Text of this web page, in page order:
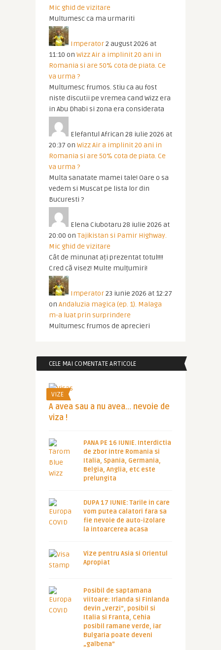
Mic ghid de vizitare
Multumesc ca ma urmariti
Imperator2 august 2026 at
11:10 on Wizz Air a implinit 20 ani in
Romania si are 50% cota de piata. Ce
va urma ?
Multumesc frumos. Stiu ca au fost
niste discutii pe vremea cand Wizz era
in Abu Dhabi si zona era considerata
Elefantul African 28 iulie 2026 at
20:37 on Wizz Air a implinit 20 ani in
Romania si are 50% cota de piata. Ce
va urma ?
Multa sanatate mamei tale! Oare o sa
vedem si Muscat pe lista lor din
Bucuresti ?
Elena Ciubotaru 28 iulie 2026 at
20:00 on Tajikistan si Pamir Highway.
Mic ghid de vizitare
Cât de minunat ați prezentat totul!!!!
Cred că visez! Multe mulțumiri!
Imperator23 iunie 2026 at 12:27
on Andaluzia magica (ep. 1). Malaga
m-a luat prin surprindere
Multumesc frumos de aprecieri
CELE MAI COMENTATE ARTICOLE
VIZE
A avea sau a nu avea… nevoie de
viza !
PANA PE 16 IUNIE. Interdictia
de zbor intre Romania si
Italia, Spania, Germania,
Belgia, Anglia, etc este
prelungita
DUPA 17 IUNIE: Tarile in care
vom putea calatori fara sa
fie nevoie de auto-izolare
la intoarcerea acasa
Vize pentru Asia si Orientul
Apropiat
Posibil de saptamana
viitoare: Irlanda si Finlanda
devin „verzi”, posibil si
Italia si Franta, Cehia
posibil ramane verde, iar
Bulgaria poate deveni
„galbena”